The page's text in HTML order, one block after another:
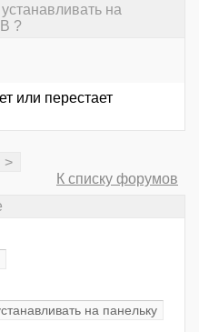
на
?
или перестает
>
К списку форумов